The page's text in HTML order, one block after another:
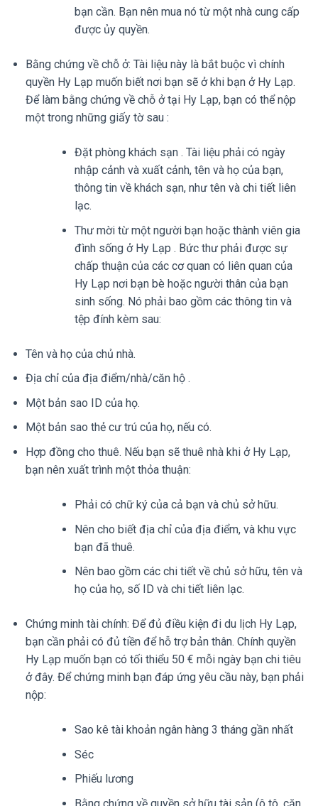
bạn cần. Bạn nên mua nó từ một nhà cung cấp
được ủy quyền.
Bằng chứng về chỗ ở: Tài liệu này là bắt buộc vì chính
quyền Hy Lạp muốn biết nơi bạn sẽ ở khi bạn ở Hy Lạp.
Để làm bằng chứng về chỗ ở tại Hy Lạp, bạn có thể nộp
một trong những giấy tờ sau :
Đặt phòng khách sạn . Tài liệu phải có ngày
nhập cảnh và xuất cảnh, tên và họ của bạn,
thông tin về khách sạn, như tên và chi tiết liên
lạc.
Thư mời từ một người bạn hoặc thành viên gia
đình sống ở Hy Lạp . Bức thư phải được sự
chấp thuận của các cơ quan có liên quan của
Hy Lạp nơi bạn bè hoặc người thân của bạn
sinh sống. Nó phải bao gồm các thông tin và
tệp đính kèm sau:
Tên và họ của chủ nhà.
Địa chỉ của địa điểm/nhà/căn hộ .
Một bản sao ID của họ.
Một bản sao thẻ cư trú của họ, nếu có.
Hợp đồng cho thuê. Nếu bạn sẽ thuê nhà khi ở Hy Lạp,
bạn nên xuất trình một thỏa thuận:
Phải có chữ ký của cả bạn và chủ sở hữu.
Nên cho biết địa chỉ của địa điểm, và khu vực
bạn đã thuê.
Nên bao gồm các chi tiết về chủ sở hữu, tên và
họ của họ, số ID và chi tiết liên lạc.
Chứng minh tài chính: Để đủ điều kiện đi du lịch Hy Lạp,
bạn cần phải có đủ tiền để hỗ trợ bản thân. Chính quyền
Hy Lạp muốn bạn có tối thiểu 50 € mỗi ngày bạn chi tiêu
ở đây. Để chứng minh bạn đáp ứng yêu cầu này, bạn phải
nộp:
Sao kê tài khoản ngân hàng 3 tháng gần nhất
Séc
Phiếu lương